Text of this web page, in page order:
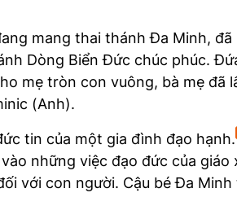
mang thai thánh Đa Minh, đã
Dòng Biển Đức chúc phúc.
mẹ tròn con vuông, bà mẹ đã
(Anh).
tin của một gia đình đạo hạnh.
những việc đạo đức của
với con người. Cậu bé Đa